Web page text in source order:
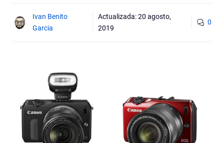
Ivan Benito
Garcia
Actualizada:20 agosto,
2019
0